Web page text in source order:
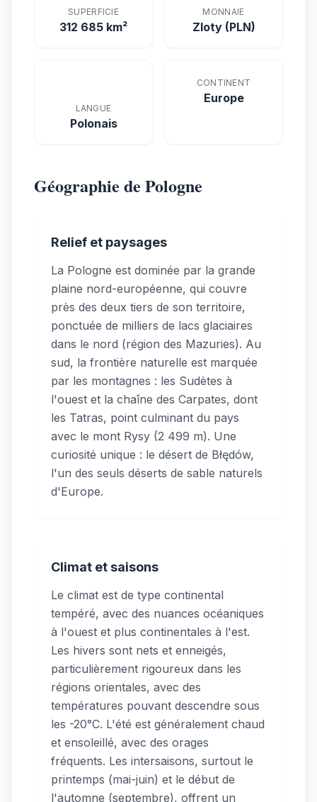
SUPERFICIE
312 685 km²
MONNAIE
Zloty (PLN)
LANGUE
Polonais
CONTINENT
Europe
Géographie de Pologne
Relief et paysages
La Pologne est dominée par la grande
plaine nord-européenne, qui couvre
près des deux tiers de son territoire,
ponctuée de milliers de lacs glaciaires
dans le nord (région des Mazuries). Au
sud, la frontière naturelle est marquée
par les montagnes : les Sudètes à
l'ouest et la chaîne des Carpates, dont
les Tatras, point culminant du pays
avec le mont Rysy (2 499 m). Une
curiosité unique : le désert de Błędów,
l'un des seuls déserts de sable naturels
d'Europe.
Climat et saisons
Le climat est de type continental
tempéré, avec des nuances océaniques
à l'ouest et plus continentales à l'est.
Les hivers sont nets et enneigés,
particulièrement rigoureux dans les
régions orientales, avec des
températures pouvant descendre sous
les -20°C. L'été est généralement chaud
et ensoleillé, avec des orages
fréquents. Les intersaisons, surtout le
printemps (mai-juin) et le début de
l'automne (septembre), offrent un